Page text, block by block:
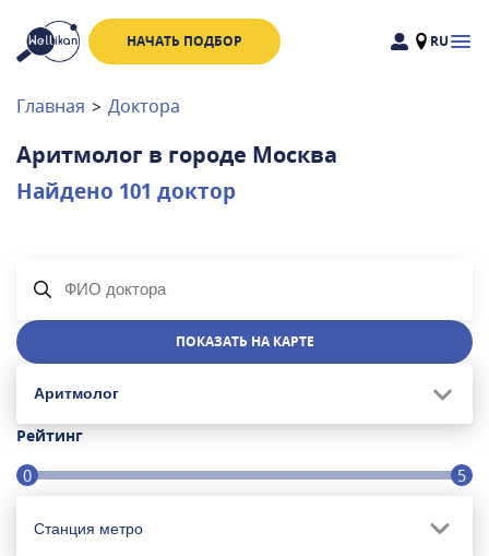
НАЧАТЬ ПОДБОР RU
Доктора
Клиники
Новости
Москва
Связаться с нами
Главная > Доктора
Аритмолог в городе Москва
Найдено 101 доктор
ПОКАЗАТЬ НА КАРТЕ
Аритмолог
Рейтинг
0 5
Станция метро